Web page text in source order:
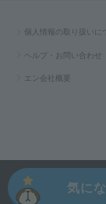
気に
個人情報の取り扱いに
ヘルプ・お問い合わせ
エン会社概要